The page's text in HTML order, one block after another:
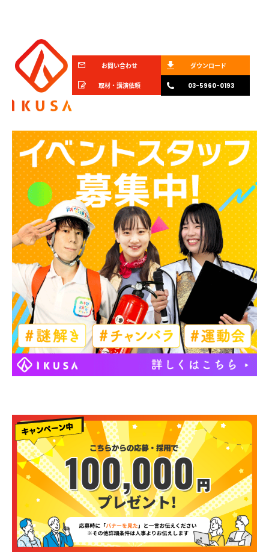
お問い合わせ ダウンロード
取材・講演依頼 03-5960-0193